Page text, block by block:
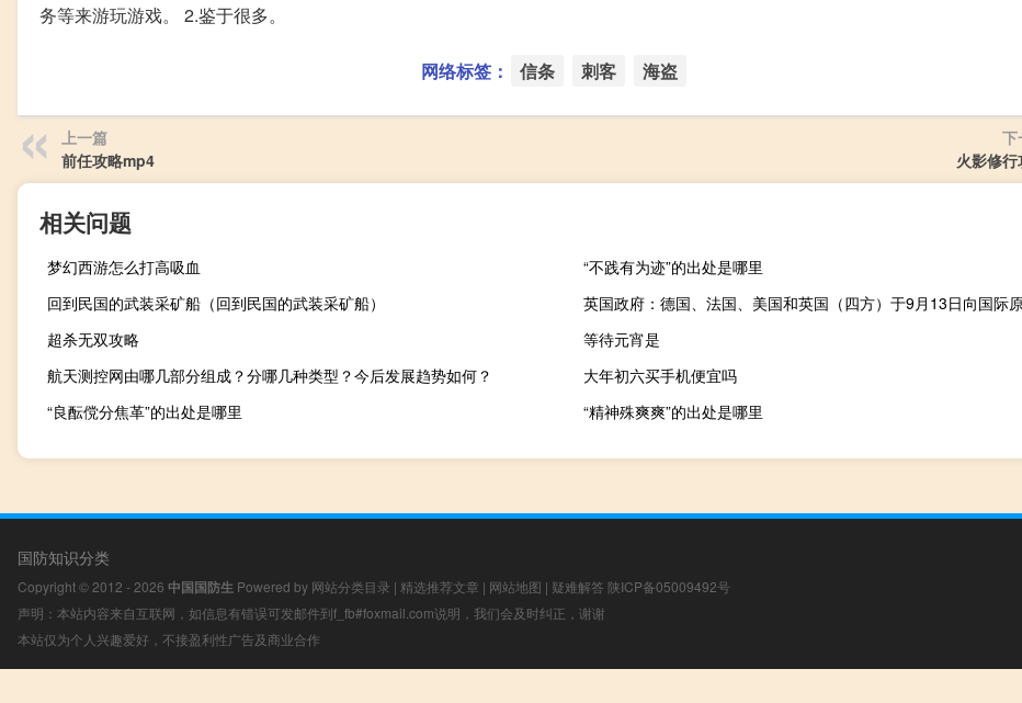
务等来游玩游戏。 2.鉴于很多。
网络标签： 信条 刺客 海盗
上一篇
前任攻略mp4
下
火影修
相关问题
梦幻西游怎么打高吸血
“不践有为迹”的出处是哪里
回到民国的武装采矿船（回到民国的武装采矿船）
超杀无双攻略
等待元宵是
航天测控网由哪几部分组成？分哪几种类型？今后发展趋势如何？
大年初六买手机便宜吗
“良酝傥分焦革”的出处是哪里
“精神殊爽爽”的出处是哪里
国防知识分类
Copyright © 2012 - 2026 中国国防生 Powered by 网站分类目录 | 精选推荐文章 | 网站地图 | 疑难解答 陕ICP备05009492号
声明：本站内容来自互联网，如信息有错误可发邮件到f_fb#foxmail.com说明，我们会及时纠正，谢谢
本站仅为个人兴趣爱好，不接盈利性广告及商业合作